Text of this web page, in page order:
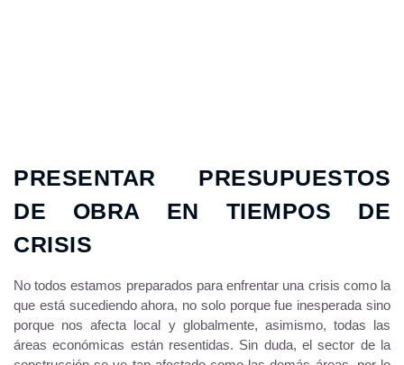
PRESENTAR PRESUPUESTOS
DE OBRA EN TIEMPOS DE
CRISIS
No todos estamos preparados para enfrentar una crisis como la
que está sucediendo ahora, no solo porque fue inesperada sino
porque nos afecta local y globalmente, asimismo, todas las
áreas económicas están resentidas. Sin duda, el sector de la